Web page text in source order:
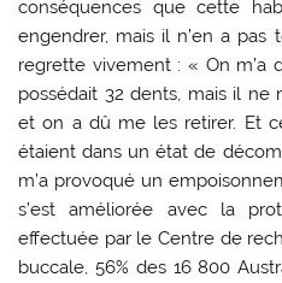
conséquences que cette
engendrer, mais il n’en a
regrette vivement : « On m’a
possédait 32 dents, mais il ne
et on a dû me les retirer. Et
étaient dans un état de
m’a provoqué un
s’est améliorée avec la
effectuée par le Centre de
buccale, 56% des 16 800